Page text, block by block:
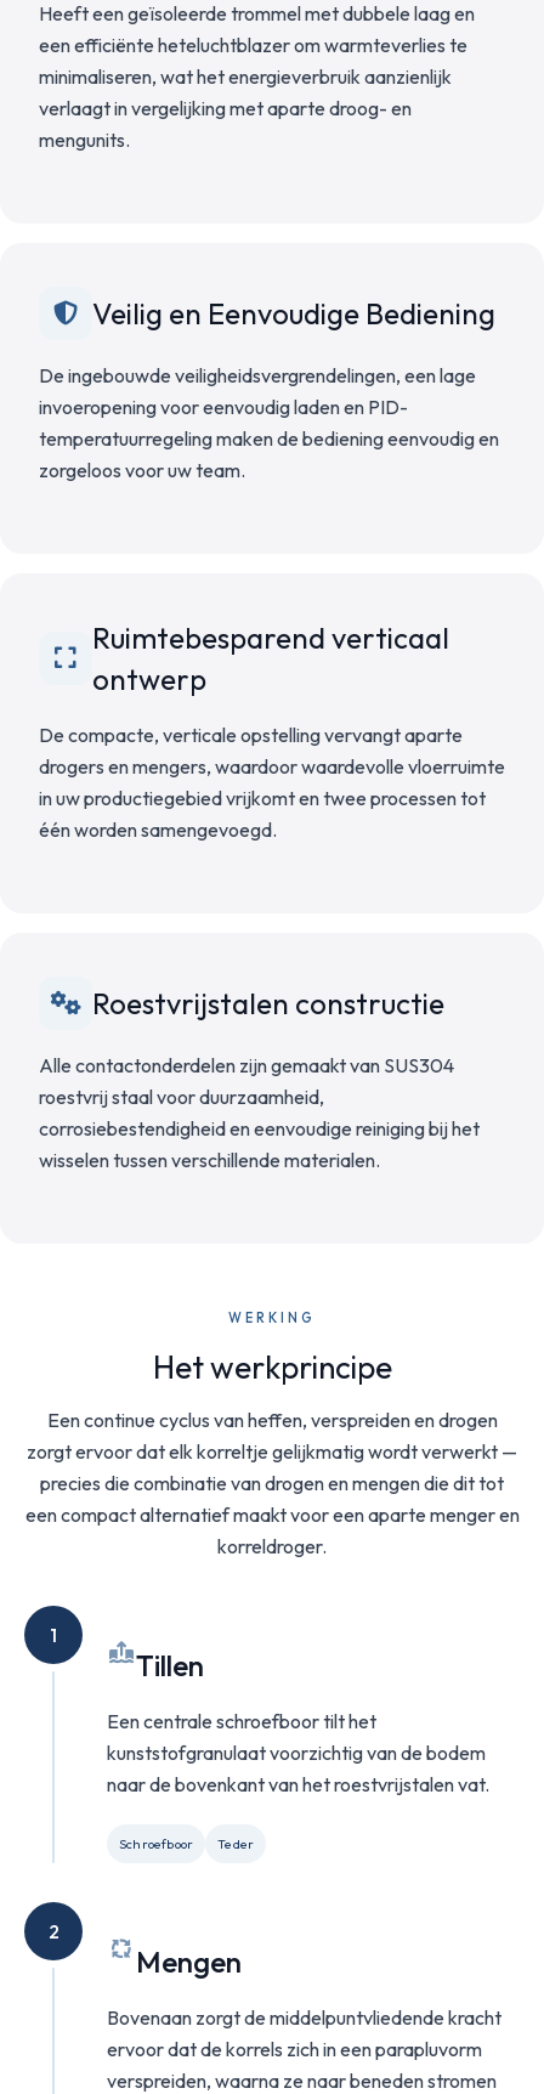
Heeft een geïsoleerde trommel met dubbele laag en
een efficiënte heteluchtblazer om warmteverlies te
minimaliseren, wat het energieverbruik aanzienlijk
verlaagt in vergelijking met aparte droog- en
mengunits.
Veilig en Eenvoudige Bediening
De ingebouwde veiligheidsvergrendelingen, een lage
invoeropening voor eenvoudig laden en PID-
temperatuurregeling maken de bediening eenvoudig en
zorgeloos voor uw team.
Ruimtebesparend verticaal
ontwerp
De compacte, verticale opstelling vervangt aparte
drogers en mengers, waardoor waardevolle vloerruimte
in uw productiegebied vrijkomt en twee processen tot
één worden samengevoegd.
Roestvrijstalen constructie
Alle contactonderdelen zijn gemaakt van SUS304
roestvrij staal voor duurzaamheid,
corrosiebestendigheid en eenvoudige reiniging bij het
wisselen tussen verschillende materialen.
WERKING
Het werkprincipe
Een continue cyclus van heffen, verspreiden en drogen
zorgt ervoor dat elk korreltje gelijkmatig wordt verwerkt —
precies die combinatie van drogen en mengen die dit tot
een compact alternatief maakt voor een aparte menger en
korreldroger.
1
Tillen
Een centrale schroefboor tilt het
kunststofgranulaat voorzichtig van de bodem
naar de bovenkant van het roestvrijstalen vat.
Schroefboor Teder
2
Mengen
Bovenaan zorgt de middelpuntvliedende kracht
ervoor dat de korrels zich in een parapluvorm
verspreiden, waarna ze naar beneden stromen